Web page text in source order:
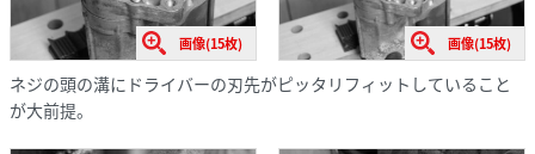
画像(15枚) 画像(15枚)
ネジの頭の溝にドライバーの刃先がピッタリフィットしていること
が大前提。